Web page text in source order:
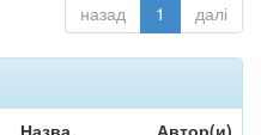
назад 1 далі
Назва Автор(и)